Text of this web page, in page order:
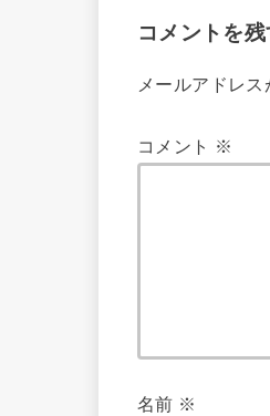
コメントを残
メールアドレ
コメント ※
名前 ※